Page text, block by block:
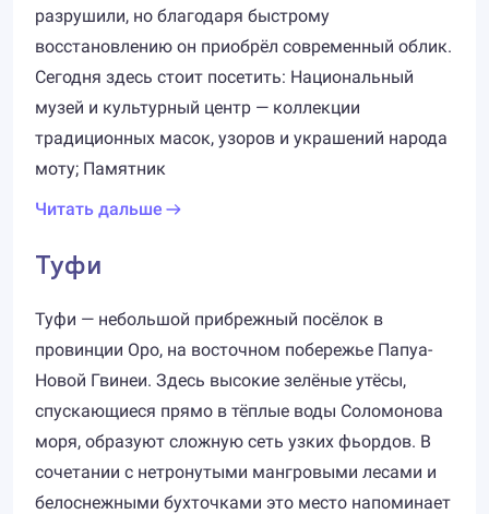
разрушили, но благодаря быстрому
восстановлению он приобрёл современный облик.
Сегодня здесь стоит посетить: Национальный
музей и культурный центр — коллекции
традиционных масок, узоров и украшений народа
моту; Памятник
Читать дальше
Туфи
Туфи — небольшой прибрежный посёлок в
провинции Оро, на восточном побережье Папуа-
Новой Гвинеи. Здесь высокие зелёные утёсы,
спускающиеся прямо в тёплые воды Соломонова
моря, образуют сложную сеть узких фьордов. В
сочетании с нетронутыми мангровыми лесами и
белоснежными бухточками это место напоминает